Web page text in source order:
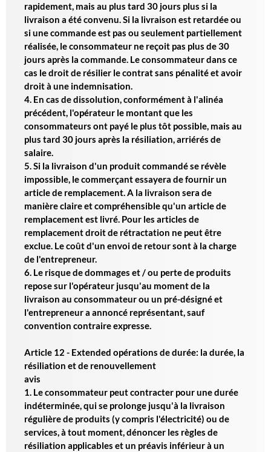
rapidement, mais au plus tard 30 jours plus si la
livraison a été convenu. Si la livraison est retardée ou
si une commande est pas ou seulement partiellement
réalisée, le consommateur ne reçoit pas plus de 30
jours après la commande. Le consommateur dans ce
cas le droit de résilier le contrat sans pénalité et avoir
droit à une indemnisation.
4. En cas de dissolution, conformément à l'alinéa
précédent, l'opérateur le montant que les
consommateurs ont payé le plus tôt possible, mais au
plus tard 30 jours après la résiliation, arriérés de
salaire.
5. Si la livraison d'un produit commandé se révèle
impossible, le commerçant essayera de fournir un
article de remplacement. A la livraison sera de
manière claire et compréhensible qu'un article de
remplacement est livré. Pour les articles de
remplacement droit de rétractation ne peut être
exclue. Le coût d'un envoi de retour sont à la charge
de l'entrepreneur.
6. Le risque de dommages et / ou perte de produits
repose sur l'opérateur jusqu'au moment de la
livraison au consommateur ou un pré-désigné et
l'entrepreneur a annoncé représentant, sauf
convention contraire expresse.
Article 12 - Extended opérations de durée: la durée, la
résiliation et de renouvellement
avis
1. Le consommateur peut contracter pour une durée
indéterminée, qui se prolonge jusqu'à la livraison
régulière de produits (y compris l'électricité) ou de
services, à tout moment, dénoncer les règles de
résiliation applicables et un préavis inférieur à un